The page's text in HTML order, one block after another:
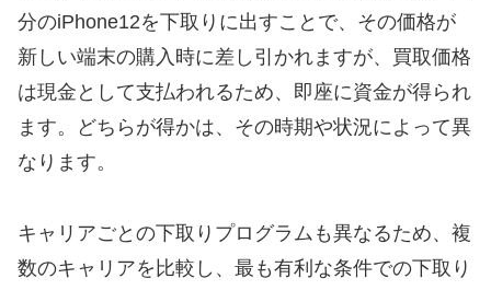
分のiPhone12を下取りに出すことで、その価格が
新しい端末の購入時に差し引かれますが、買取価格
は現金として支払われるため、即座に資金が得られ
ます。どちらが得かは、その時期や状況によって異
なります。
キャリアごとの下取りプログラムも異なるため、複
数のキャリアを比較し、最も有利な条件での下取り